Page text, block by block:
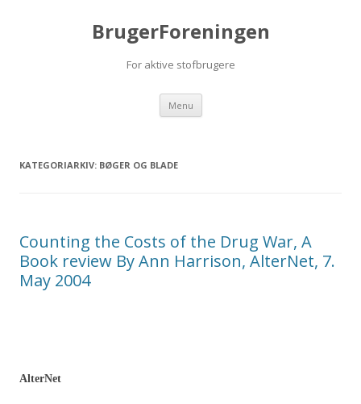
BrugerForeningen
For aktive stofbrugere
Menu Videre til indhold
KATEGORIARKIV: BØGER OG BLADE
Counting the Costs of the Drug War, A
Book review By Ann Harrison, AlterNet, 7.
May 2004
AlterNet